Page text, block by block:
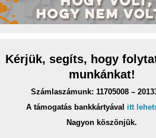
Kérjük, segíts, hogy
munkánkat!
Számlaszámunk: 11705008 –
A támogatás bankkártyával itt
Nagyon köszönjük.